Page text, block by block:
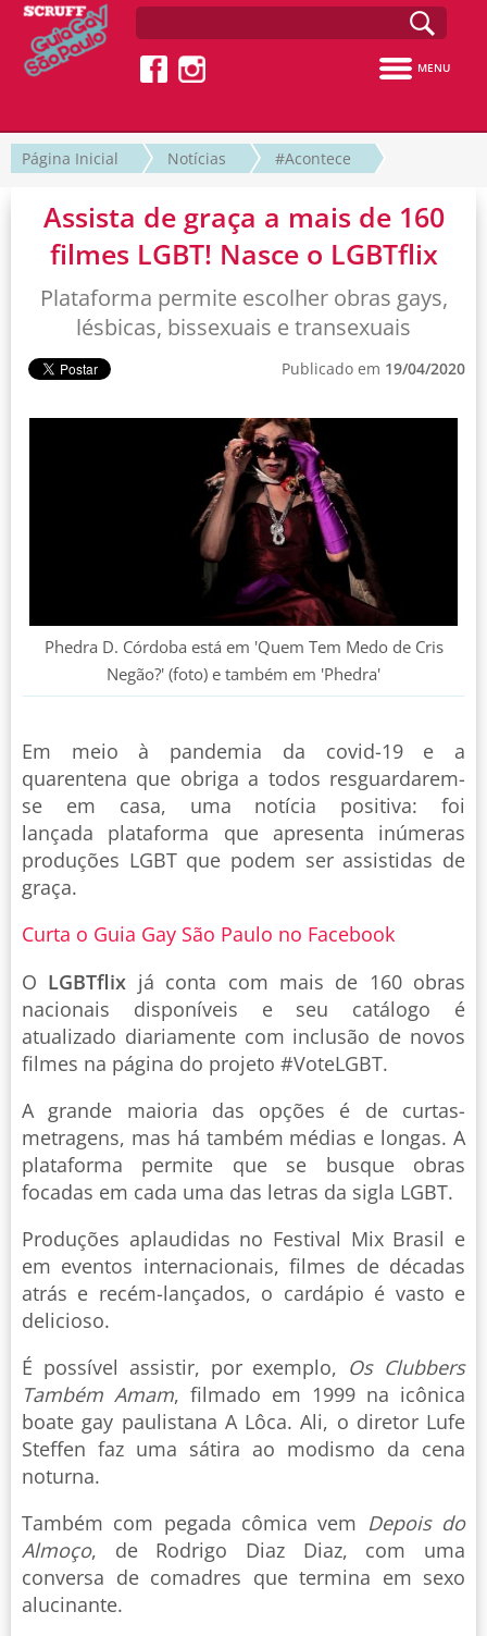
MENU
Página Inicial Notícias #Acontece
Assista de graça a mais de 160
filmes LGBT! Nasce o LGBTflix
Plataforma permite escolher obras gays,
lésbicas, bissexuais e transexuais
Publicado em 19/04/2020
Phedra D. Córdoba está em 'Quem Tem Medo de Cris
Negão?' (foto) e também em 'Phedra'
Em meio à pandemia da covid-19 e a
quarentena que obriga a todos resguardarem-
se em casa, uma notícia positiva: foi
lançada plataforma que apresenta inúmeras
produções LGBT que podem ser assistidas de
graça.
Curta o Guia Gay São Paulo no Facebook
O LGBTflix já conta com mais de 160 obras
nacionais disponíveis e seu catálogo é
atualizado diariamente com inclusão de novos
filmes na página do projeto #VoteLGBT.
A grande maioria das opções é de curtas-
metragens, mas há também médias e longas. A
plataforma permite que se busque obras
focadas em cada uma das letras da sigla LGBT.
Produções aplaudidas no Festival Mix Brasil e
em eventos internacionais, filmes de décadas
atrás e recém-lançados, o cardápio é vasto e
delicioso.
É possível assistir, por exemplo, Os Clubbers
Também Amam, filmado em 1999 na icônica
boate gay paulistana A Lôca. Ali, o diretor Lufe
Steffen faz uma sátira ao modismo da cena
noturna.
Também com pegada cômica vem Depois do
Almoço, de Rodrigo Diaz Diaz, com uma
conversa de comadres que termina em sexo
alucinante.